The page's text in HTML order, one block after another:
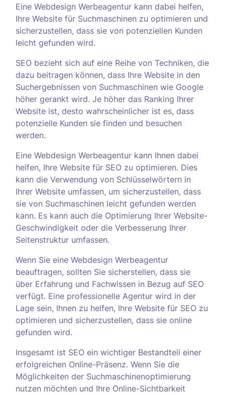
Eine Webdesign Werbeagentur kann dabei helfen,
Ihre Website für Suchmaschinen zu optimieren und
sicherzustellen, dass sie von potenziellen Kunden
leicht gefunden wird.
SEO bezieht sich auf eine Reihe von Techniken, die
dazu beitragen können, dass Ihre Website in den
Suchergebnissen von Suchmaschinen wie Google
höher gerankt wird. Je höher das Ranking Ihrer
Website ist, desto wahrscheinlicher ist es, dass
potenzielle Kunden sie finden und besuchen
werden.
Eine Webdesign Werbeagentur kann Ihnen dabei
helfen, Ihre Website für SEO zu optimieren. Dies
kann die Verwendung von Schlüsselwörtern in
Ihrer Website umfassen, um sicherzustellen, dass
sie von Suchmaschinen leicht gefunden werden
kann. Es kann auch die Optimierung Ihrer Website-
Geschwindigkeit oder die Verbesserung Ihrer
Seitenstruktur umfassen.
Wenn Sie eine Webdesign Werbeagentur
beauftragen, sollten Sie sicherstellen, dass sie
über Erfahrung und Fachwissen in Bezug auf SEO
verfügt. Eine professionelle Agentur wird in der
Lage sein, Ihnen zu helfen, Ihre Website für SEO zu
optimieren und sicherzustellen, dass sie online
gefunden wird.
Insgesamt ist SEO ein wichtiger Bestandteil einer
erfolgreichen Online-Präsenz. Wenn Sie die
Möglichkeiten der Suchmaschinenoptimierung
nutzen möchten und Ihre Online-Sichtbarkeit